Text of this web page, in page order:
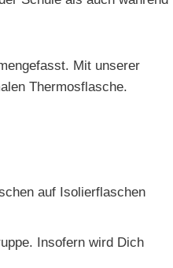
Mit unserer
Thermosflasche.
auf Isolierflaschen
Insofern wird Dich